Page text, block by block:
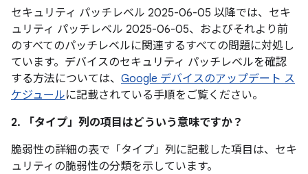
セキュリティ パッチレベル 2025-06-05 以降では、セキ
ュリティ パッチレベル 2025-06-05、およびそれより前
のすべてのパッチレベルに関連するすべての問題に対処し
ています。デバイスのセキュリティ パッチレベルを確認
する方法については、 Google デバイスのアップデート ス
ケジュールに記載されている手順をご覧ください。
2. 「タイプ」 列の項目はどういう意味ですか？
脆弱性の詳細の表で「タイプ」 列に記載した項目は、セキ
ュリティの脆弱性の分類を示しています。